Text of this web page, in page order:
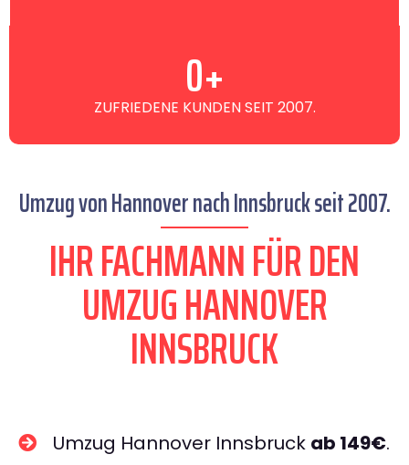
ZUFRIEDENE KUNDEN SEIT 2007.
0+
Umzug von Hannover nach Innsbruck seit 2007.
IHR FACHMANN FÜR DEN
UMZUG HANNOVER
INNSBRUCK
Umzug Hannover Innsbruck ab 149€.